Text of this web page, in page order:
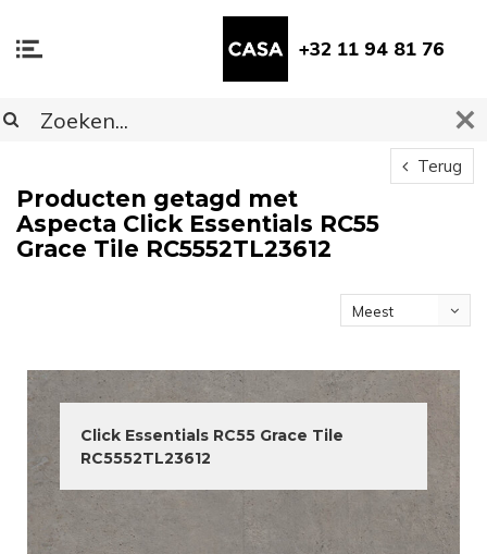
+32 11 94 81 76
Terug
Producten getagd met
Aspecta Click Essentials RC55
Grace Tile RC5552TL23612
Meest
Click Essentials RC55 Grace Tile
RC5552TL23612